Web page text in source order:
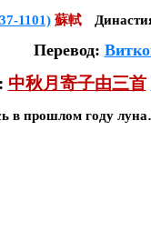
1101) 蘇軾
Перевод:
中秋月寄子由三首
в прошлом году